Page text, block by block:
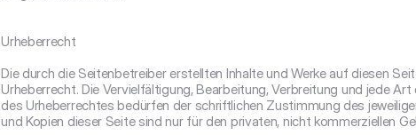
Urheberrecht
Die durch die Seitenbetreiber erstellten Inhalte und Werke auf diesen
Urheberrecht. Die Vervielfältigung, Bearbeitung, Verbreitung und jede
des Urheberrechtes bedürfen der schriftlichen Zustimmung des
und Kopien dieser Seite sind nur für den privaten, nicht kommerziellen